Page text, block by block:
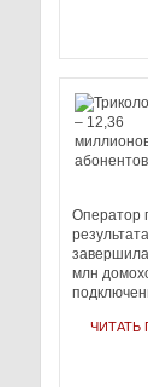
Оператор
млн